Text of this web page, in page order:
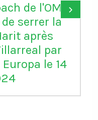
de l'OM,
serrer la
après
par
le 14
›